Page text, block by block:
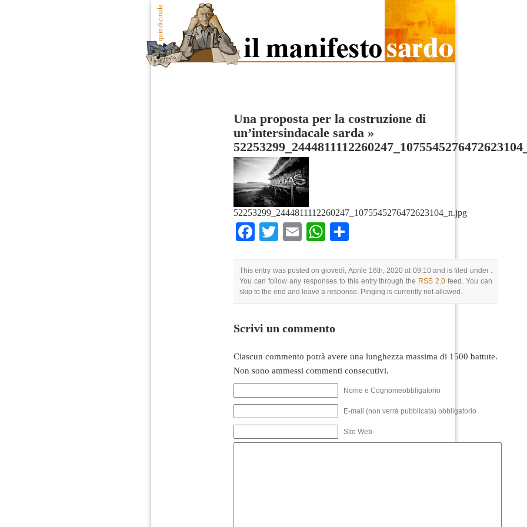
Una proposta per la costruzione di
un’intersindacale sarda »
52253299_2444811112260247_1075545276472623104_n.jpg
Facebook
TwitterEmailWhatsApp
This entry was posted on giovedì, Aprile 16th, 2020 at 09:10 and is filed under .
You can follow any responses to this entry through the RSS 2.0 feed. You can
skip to the end and leave a response. Pinging is currently not allowed.
Scrivi un commento
Ciascun commento potrà avere una lunghezza massima di 1500 battute.
Non sono ammessi commenti consecutivi.
Nome e Cognomeobbligatorio
E-mail (non verrà pubblicata) obbligatorio
Sito Web